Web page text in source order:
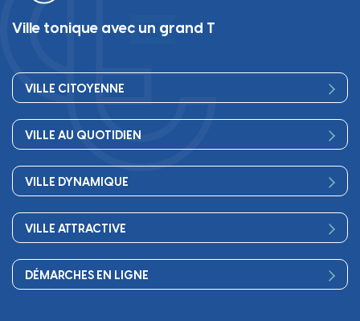
Ville tonique avec un grand T
VILLE CITOYENNE
Conseil Municipal
Les services de la Mairie
Finances
Démocratie participative
Publications
VILLE AU QUOTIDIEN
Petite enfance
Scolarité
Périscolaire
Séniors, social, santé
Circuler
VILLE DYNAMIQUE
Culture
Associations
Equipements
VILLE ATTRACTIVE
Commerces et artisanat
Urbanisme
DÉMARCHES EN LIGNE